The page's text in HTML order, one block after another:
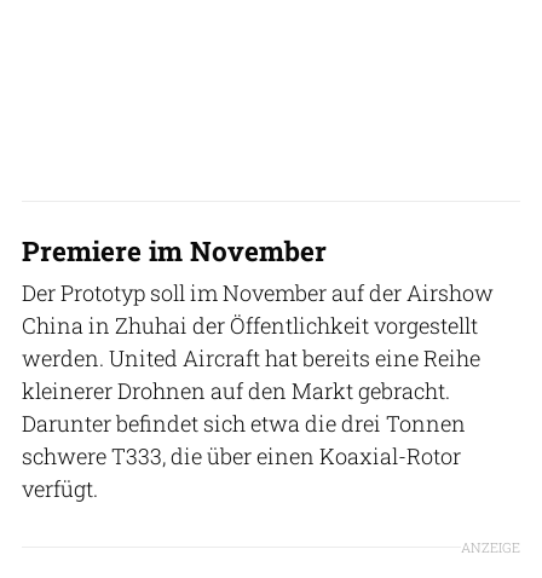
Premiere im November
Der Prototyp soll im November auf der Airshow
China in Zhuhai der Öffentlichkeit vorgestellt
werden. United Aircraft hat bereits eine Reihe
kleinerer Drohnen auf den Markt gebracht.
Darunter befindet sich etwa die drei Tonnen
schwere T333, die über einen Koaxial-Rotor
verfügt.
ANZEIGE